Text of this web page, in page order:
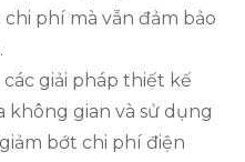
phí mà vẫn đảm bảo
giải pháp thiết kế
gian và sử dụng
bớt chi phí điện